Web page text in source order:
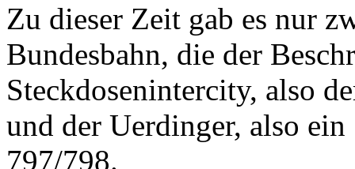
Zu dieser Zeit gab es nur
Bundesbahn, die der
Steckdosenintercity, also
und der Uerdinger, also
797/798.